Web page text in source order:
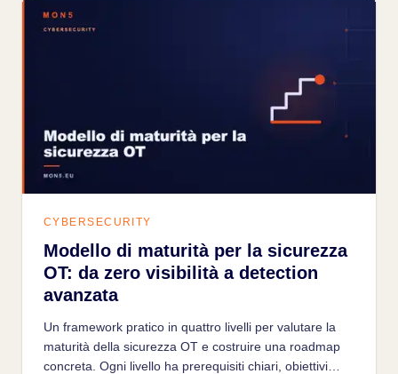
CYBERSECURITY
Modello di maturità per la sicurezza
OT: da zero visibilità a detection
avanzata
Un framework pratico in quattro livelli per valutare la
maturità della sicurezza OT e costruire una roadmap
concreta. Ogni livello ha prerequisiti chiari, obiettivi